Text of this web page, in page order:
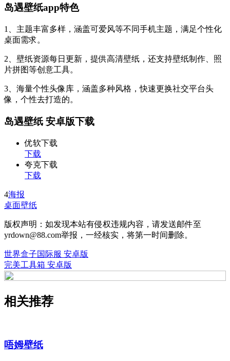
岛遇壁纸app特色
1、主题丰富多样，涵盖可爱风等不同手机主题，满足个性化
桌面需求。
2、壁纸资源每日更新，提供高清壁纸，还支持壁纸制作、照
片拼图等创意工具。
3、海量个性头像库，涵盖多种风格，快速更换社交平台头
像，个性去打造的。
岛遇壁纸 安卓版下载
优软下载
下载
夸克下载
下载
4海报
桌面壁纸
版权声明：如发现本站有侵权违规内容，请发送邮件至
yrdown@88.com举报，一经核实，将第一时间删除。
世界盒子国际服 安卓版
完美工具箱 安卓版
相关推荐
唔姆壁纸